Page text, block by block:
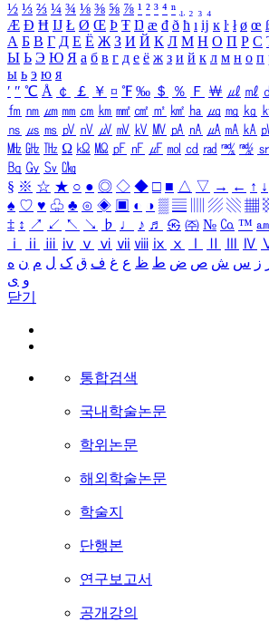
½ ⅓ ⅔ ¼ ¾ ⅛ ⅜ ⅝ ⅞ ¹ ² ³ ⁴ ⁿ ₁ ₂ ₃ ₄
Æ Ð Ħ Ĳ Ł Ø Œ Þ Ŧ Ŋ æ đ ð ħ ı ĳ ĸ ŀ ł ø œ
А Б В Г Д Е Ё Ж З И Й К Л М Н О П Р С
Ы Ь Э Ю Я а б в г д е ё ж з и й к л м н о п
ы ь э ю я
′ ″ ℃ Å ￠ ￡ ￥ ¤ ℉ ‰ ＄ ％ Ｆ ￦ ㎕ ㎖
㎙ ㎚ ㎛ ㎜ ㎝ ㎞ ㎟ ㎠ ㎡ ㎢ ㏊ ㎍ ㎎ ㎏
㎱ ㎲ ㎳ ㎴ ㎵ ㎶ ㎷ ㎸ ㎹ ㎀ ㎁ ㎂ ㎃ ㎄
㎒ ㎓ ㎔ Ω ㏀ ㏁ ㎊ ㎋ ㎌ ㏖ ㏅ ㎭ ㎮ ㎯ ㏛
㏃ ㏉ ㏜ ㏆
§ ※ ☆ ★ ○ ● ◎ ◇ ◆ □ ■ △ ▽ → ← ↑ ↓
♠ ♡ ♥ ♧ ♣ ⊙ ◈ ▣ ◐ ◑ ▒ ▤ ▨ ▧ ▦
‡ ↕ ↗ ↙ ↖ ↘ ♭ ♩ ♪ ♬ ㉿ ㈜ № ㏇ ™
ⅰ
ⅱ ⅲ ⅳ ⅴ ⅵ ⅶ ⅷ ⅸ ⅹ Ⅳ
ز س ش ص ض ط ظ ع غ ف ق ک ل م ن ه
و ی
닫기
통합검색
국내학술논문
학위논문
해외학술논문
학술지
단행본
연구보고서
공개강의